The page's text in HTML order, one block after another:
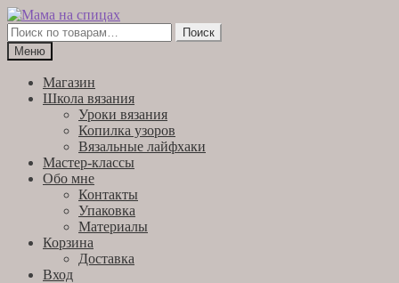
Перейти
к
навигации
Перейти
к
содержимому
Искать:
Поиск
Меню
Магазин
Школа вязания
Уроки вязания
Копилка узоров
Вязальные лайфхаки
Мастер-классы
Обо мне
Контакты
Упаковка
Материалы
Корзина
Доставка
Вход